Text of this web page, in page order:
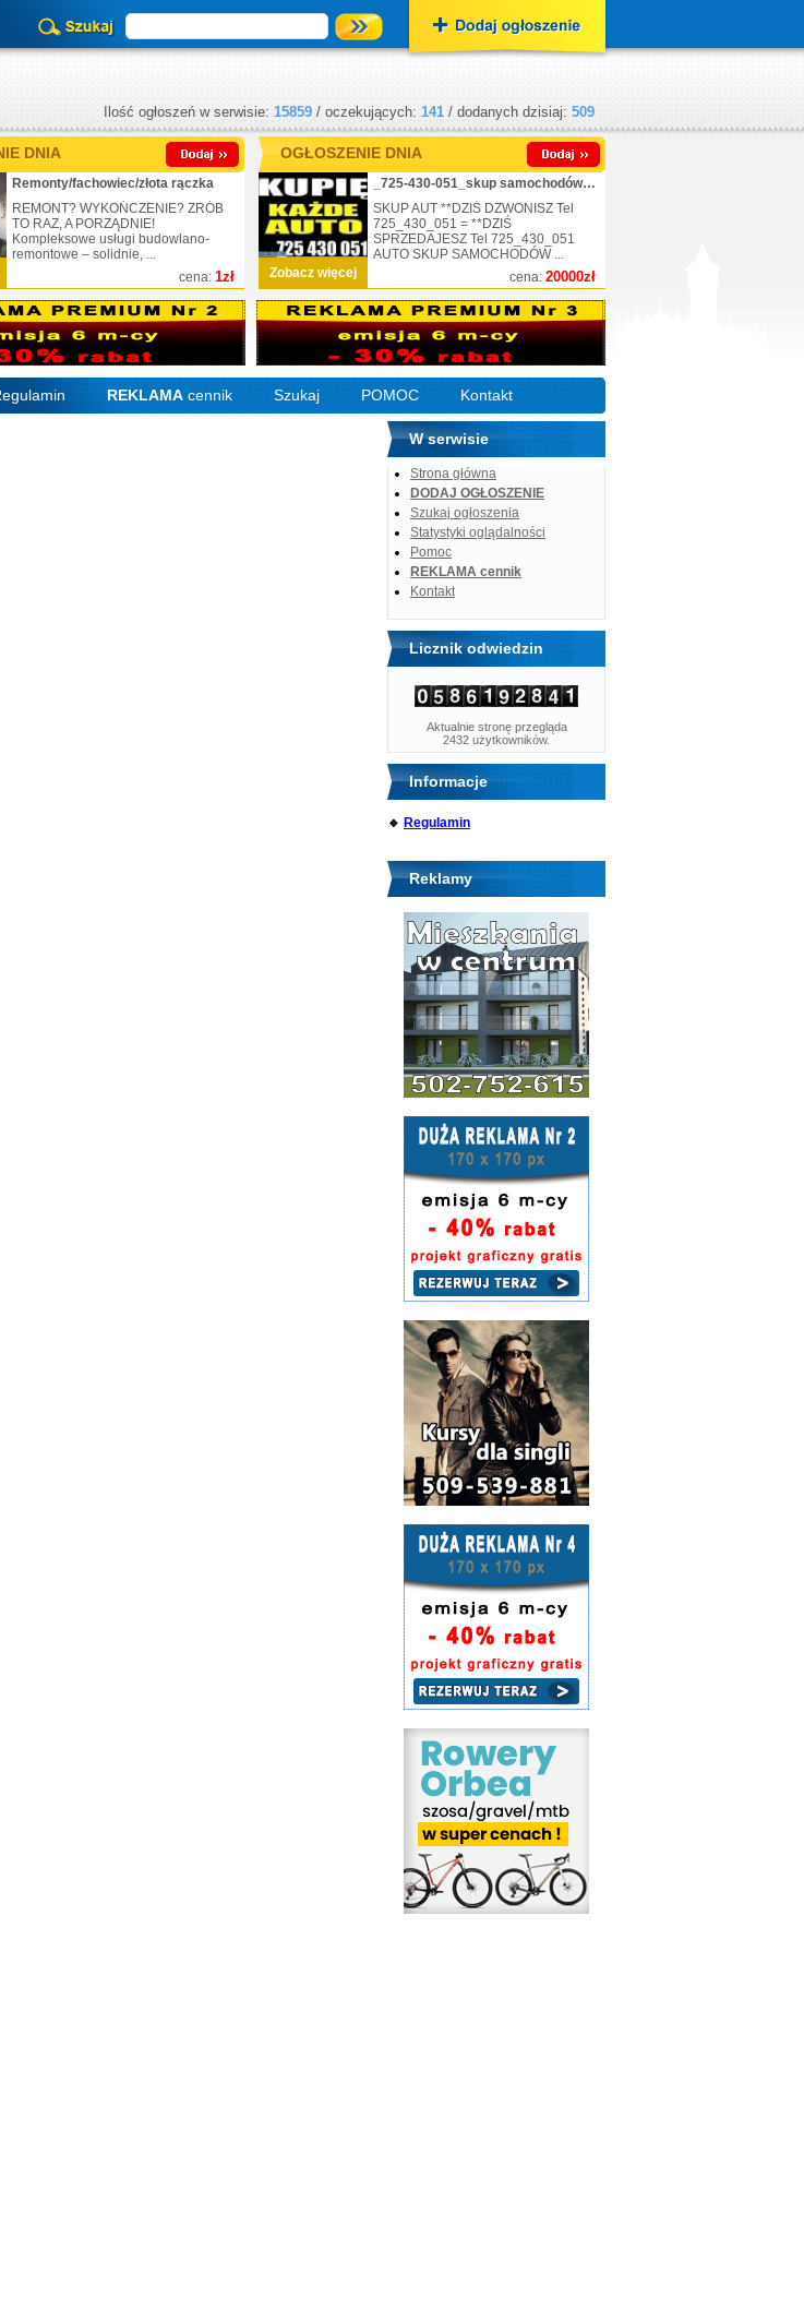
Ilość ogłoszeń w serwisie: 15859 / oczekujących: 141 / dodanych dzisiaj: 509
DNIA
cena: 1zł
Remonty/fachowiec/złota rączka
REMONT? WYKOŃCZENIE? ZRÓB
TO RAZ, A PORZĄDNIE!
Kompleksowe usługi budowlano-
remontowe – solidnie, ...
OGŁOSZENIE DNIA
Zobacz więcej cena: 20000zł
_725-430-051_skup samochodów_nr.1
SKUP AUT **DZIŚ DZWONISZ Tel
725_430_051 = **DZIŚ
SPRZEDAJESZ Tel 725_430_051
AUTO SKUP SAMOCHODÓW ...
REKLAMA cennik Szukaj POMOC Kontakt
W serwisie
Strona główna
DODAJ OGŁOSZENIE
Szukaj ogłoszenia
Statystyki oglądalności
Pomoc
REKLAMA cennik
Kontakt
Licznik odwiedzin
Aktualnie stronę przegląda
2432 użytkowników.
Informacje
🔹 Regulamin
Reklamy